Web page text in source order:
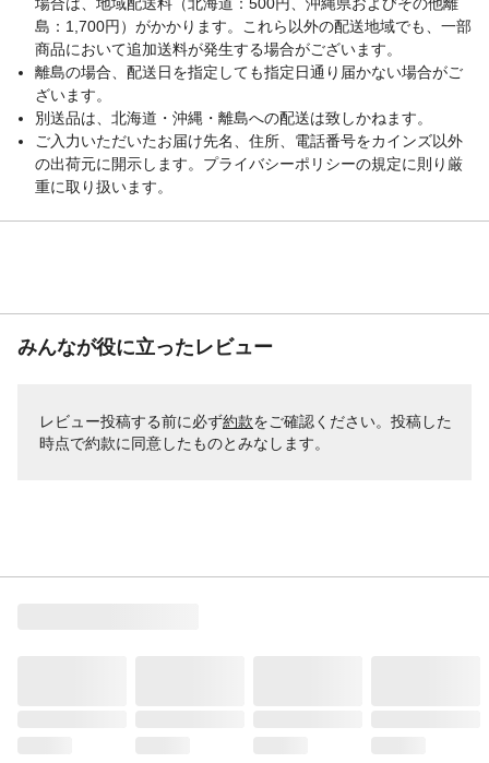
島：1,700円）がかかります。これら以外の配送地域でも、一部
商品において追加送料が発生する場合がございます。
離島の場合、配送日を指定しても指定日通り届かない場合がご
ざいます。
別送品は、北海道・沖縄・離島への配送は致しかねます。
ご入力いただいたお届け先名、住所、電話番号をカインズ以外
の出荷元に開示します。プライバシーポリシーの規定に則り厳
重に取り扱います。
みんなが役に立ったレビュー
レビュー投稿する前に必ず約款をご確認ください。投稿した
時点で約款に同意したものとみなします。